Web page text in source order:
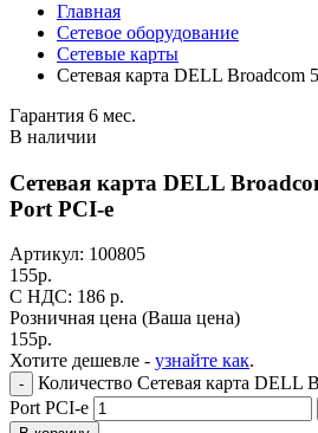
Главная
Сетевое оборудование
Сетевые карты
Сетевая карта DELL Broadcom
Гарантия 6 мес.
В наличии
Сетевая карта DELL
Port PCI-e
Артикул: 100805
155р.
C НДС: 186 р.
Розничная цена (Ваша цена)
155р.
Хотите дешевле - узнайте как.
-
Количество Сетевая карта DELL
Port PCI-e